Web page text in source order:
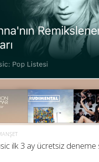
ilk 3 ay ücretsiz deneme